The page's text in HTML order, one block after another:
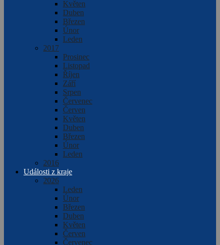
Květen
Duben
Březen
Únor
Leden
2017
Prosinec
Listopad
Říjen
Září
Srpen
Červenec
Červen
Květen
Duben
Březen
Únor
Leden
2016
Události z kraje
2026
Leden
Únor
Březen
Duben
Květen
Červen
Červenec